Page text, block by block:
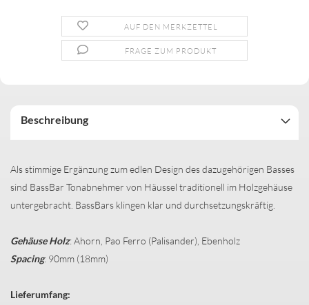
AUF DEN MERKZETTEL
FRAGE ZUM PRODUKT
Beschreibung
Als stimmige Ergänzung zum edlen Design des dazugehörigen Basses
sind BassBar Tonabnehmer von Häussel traditionell im Holzgehäuse
untergebracht. BassBars klingen klar und durchsetzungskräftig.
Gehäuse Holz: Ahorn, Pao Ferro (Palisander), Ebenholz
Spacing: 90mm (18mm)
Lieferumfang: